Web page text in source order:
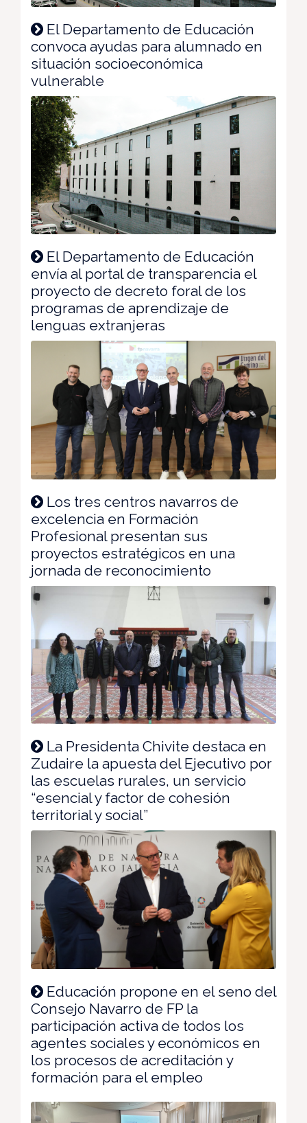
El Departamento de Educación
convoca ayudas para alumnado en
situación socioeconómica
vulnerable
El Departamento de Educación
envía al portal de transparencia el
proyecto de decreto foral de los
programas de aprendizaje de
lenguas extranjeras
Los tres centros navarros de
excelencia en Formación
Profesional presentan sus
proyectos estratégicos en una
jornada de reconocimiento
La Presidenta Chivite destaca en
Zudaire la apuesta del Ejecutivo por
las escuelas rurales, un servicio
“esencial y factor de cohesión
territorial y social”
Educación propone en el seno del
Consejo Navarro de FP la
participación activa de todos los
agentes sociales y económicos en
los procesos de acreditación y
formación para el empleo